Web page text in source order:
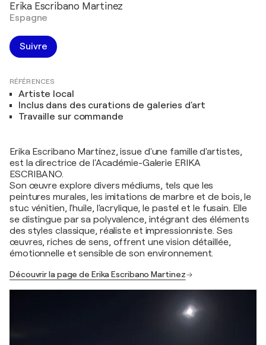
Erika Escribano Martinez
Espagne
Suivre
RÉFÉRENCES
Artiste local
Inclus dans des curations de galeries d'art
Travaille sur commande
Erika Escribano Martínez, issue d'une famille d'artistes,
est la directrice de l'Académie-Galerie ERIKA
ESCRIBANO.
Son œuvre explore divers médiums, tels que les
peintures murales, les imitations de marbre et de bois, le
stuc vénitien, l'huile, l'acrylique, le pastel et le fusain. Elle
se distingue par sa polyvalence, intégrant des éléments
des styles classique, réaliste et impressionniste. Ses
œuvres, riches de sens, offrent une vision détaillée,
émotionnelle et sensible de son environnement.
Découvrir la page de Erika Escribano Martinez